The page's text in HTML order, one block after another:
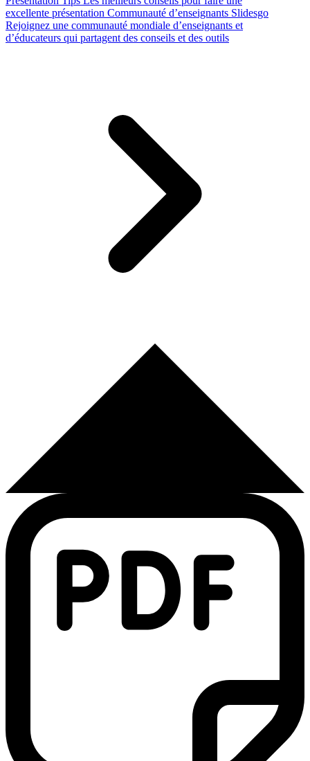
excellente présentation Communauté d’enseignants Slidesgo
Rejoignez une communauté mondiale d’enseignants et
d’éducateurs qui partagent des conseils et des outils